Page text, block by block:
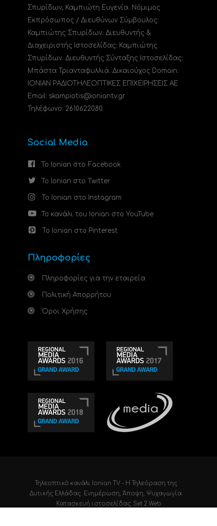
Σπυρίδων, Καμπιώτη Ευγενία. Νόμιμος
Εκπρόσωπος / Διευθύνων Σύμβουλος:
Καμπιώτης Σπυρίδων. Διευθυντής &
Διαχειριστής Ιστοσελίδας: Καμπιώτης
Σπυρίδων. Διευθυντής Σύνταξης Ιστοσελίδας:
Μπάστα Τριανταφυλλιά. Δικαιούχος Domain:
ΙΟΝΙΑΝ ΡΑΔΙΟΤΗΛΕΟΠΤΙΚΕΣ ΕΠΙΧΕΙΡΗΣΕΙΣ ΑΕ
Email: skampiotis@ioniantv.gr
Τηλέφωνο: 2610622080.
Social Media
Το Ionian στο Facebook
Το Ionian στο Twitter
Το Ionian στο Instagram
Το κανάλι του Ionian στο YouTube
Το Ionian στο Pinterest
Πληροφορίες
Πληροφορίες για την εταιρεία
Πολιτική Απορρήτου
Όροι Χρήσης
Τηλεοπτικό κανάλι Ionian TV - Η Τηλεόραση της
Δυτικής Ελλάδας. Ενημέρωση, Άποψη, Ψυχαγωγία.
Κατασκευή ιστοσελίδας: Set 2 Web